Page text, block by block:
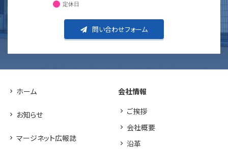
定休日
問い合わせフォーム
ホーム
お知らせ
マージネット広報誌
会社情報
ご挨拶
会社概要
沿革